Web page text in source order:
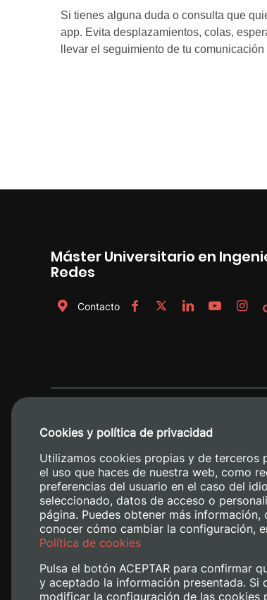
Máster Universitario en
Redes
Contacto
Cookies y política de privacidad
Utilizamos cookies propias y de terceros
el uso que haces de nuestra web, como
preferencias del usuario en el caso del
seleccionado, datos de acceso o
página. Puedes obtener más información,
conocer cómo cambiar la configuración,
Política de cookies
Pulsa el botón ACEPTAR para confirmar
y aceptado la información presentada. Si
modificar la configuración de las cookies